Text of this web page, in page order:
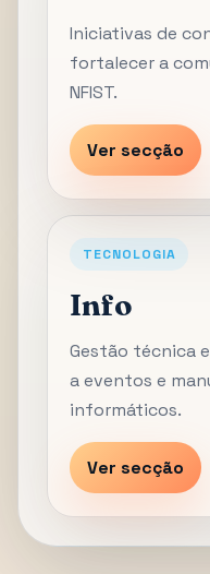
Iniciativas de
fortalecer a
NFIST.
Ver secção
TECNOLOGIA
Info
Gestão técnica
a eventos e
informáticos.
Ver secção